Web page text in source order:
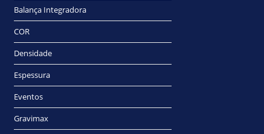
Balança Integradora
COR
Densidade
Espessura
Eventos
Gravimax